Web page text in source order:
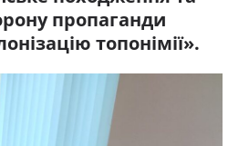
пропаганди
топонімії».